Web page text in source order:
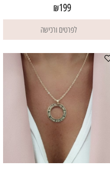
₪199
לפרטים ורכישה